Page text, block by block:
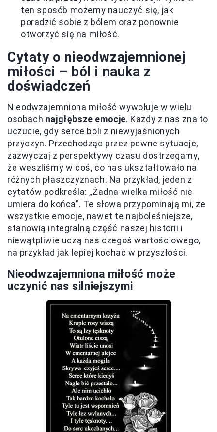
ten sposób możemy nauczyć się, jak
poradzić sobie z bólem oraz ponownie
otworzyć się na miłość.
Cytaty o nieodwzajemnionej
miłości – ból i nauka z
doświadczeń
Nieodwzajemniona miłość wywołuje w wielu
osobach najgłębsze emocje. Każdy z nas zna to
uczucie, gdy serce boli z niewyjaśnionych
przyczyn. Przechodząc przez pewne sytuacje,
zazwyczaj z perspektywy czasu dostrzegamy,
że weszliśmy w coś, co nas ukształtowało na
różnych płaszczyznach. Na przykład, jeden z
cytatów podkreśla: „Żadna wielka miłość nie
umiera do końca”. Te słowa przypominają mi, że
wszystkie emocje, nawet te najboleśniejsze,
stanowią integralną część naszej historii i
niewątpliwie uczą nas czegoś wartościowego,
na przykład jak lepiej kochać w przyszłości.
Nieodwzajemniona miłość może
uczynić nas silniejszymi